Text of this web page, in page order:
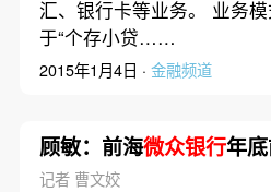
汇、银行卡等业务。 业务模
于“个存小贷……
2015年1月4日 · 金融频道
顾敏：前海微众银行年
记者 曹文姣